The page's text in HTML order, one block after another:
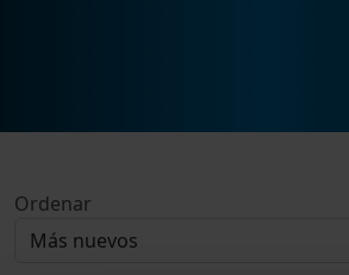
Ordenar